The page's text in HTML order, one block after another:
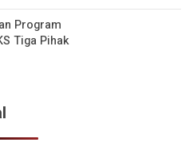
Program
Tiga Pihak